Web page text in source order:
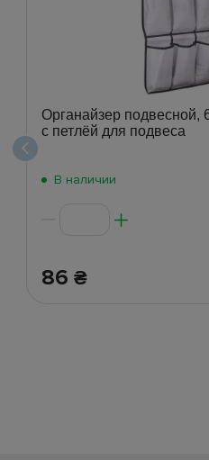
Органайзер подвесной,
с петлёй для подвеса
В наличии
86 ₴